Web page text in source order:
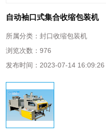
自动袖口式集合收缩包装机
所属分类： 封口收缩包装机
浏览次数： 976
发布时间： 2023-07-14 16:09:26